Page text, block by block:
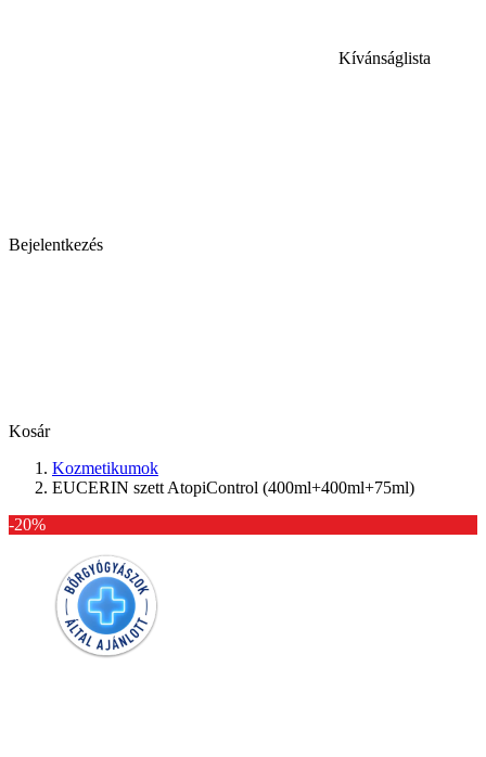
Kívánságlista
Bejelentkezés
Kosár
Kozmetikumok
EUCERIN szett AtopiControl (400ml+400ml+75ml)
-20%